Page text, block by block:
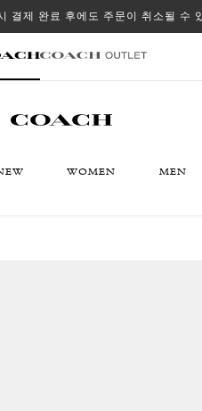
결제 완료 후에도 주문이 취소될 수
WOMEN MEN